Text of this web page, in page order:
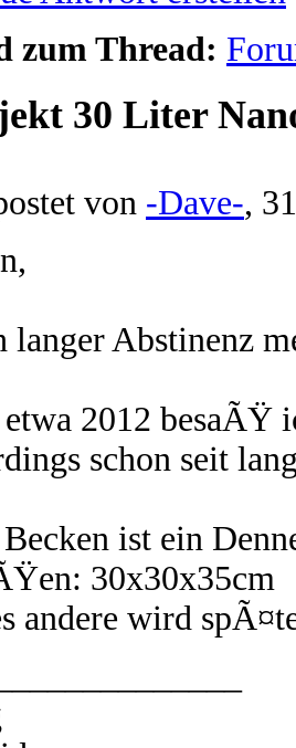
zum Thread:
30 Liter
von -Dave-,
langer Abstinenz
etwa 2012
schon seit
ist ein
30x30x35cm
andere wird